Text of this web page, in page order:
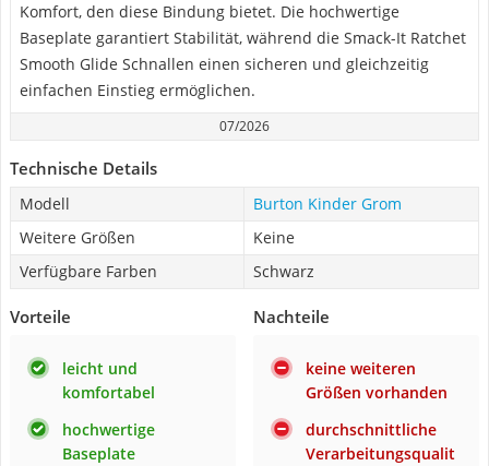
Komfort, den diese Bindung bietet. Die hochwertige
Baseplate garantiert Stabilität, während die Smack-It Ratchet
Smooth Glide Schnallen einen sicheren und gleichzeitig
einfachen Einstieg ermöglichen.
07/2026
Technische Details
Modell
Burton Kinder Grom
Weitere Größen
Keine
Verfügbare Farben
Schwarz
Vorteile
leicht und
komfortabel
hochwertige
Baseplate
Nachteile
keine weiteren
Größen vorhanden
durchschnittliche
Verarbeitungsqualit